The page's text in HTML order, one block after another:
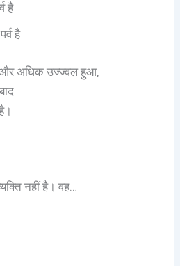
है
है
और अधिक उज्ज्वल हुआ,
नहीं है। वह…